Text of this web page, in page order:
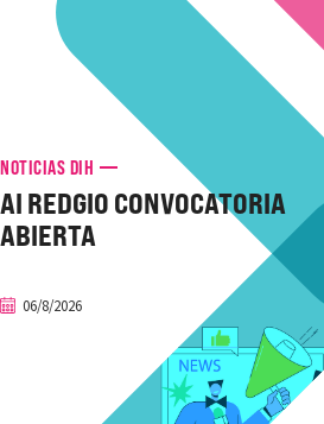
NOTICIAS DIH
AI REDGIO CONVOCATORIA
ABIERTA
06/8/2026